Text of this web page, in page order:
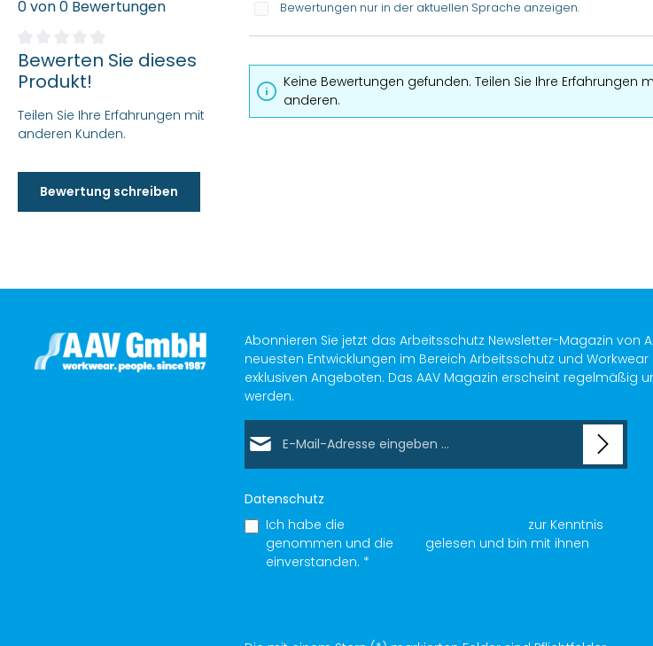
0 von 0 Bewertungen
Durchschnittliche Bewertung von 0 von 5 Sternen
Bewerten Sie dieses
Produkt!
Teilen Sie Ihre Erfahrungen mit
anderen Kunden.
Bewertung schreiben
Bewertungen nur in der aktuellen Sprache anzeigen.
Keine Bewertungen gefunden. Teilen Sie Ihre Erfahrungen
anderen.
Abonnieren Sie jetzt das Arbeitsschutz Newsletter-Magazin von
neuesten Entwicklungen im Bereich Arbeitsschutz und
exklusiven Angeboten. Das AAV Magazin erscheint regelmäßig
werden.
Datenschutz
Ich habe die
zur Kenntnis
genommen und die
gelesen und bin mit ihnen
einverstanden. *